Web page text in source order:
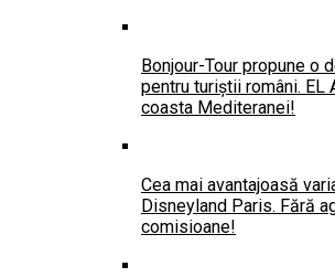
Bonjour-Tour propune o
pentru turiștii români. EL
coasta Mediteranei!
Cea mai avantajoasă
Disneyland Paris. Fără
comisioane!